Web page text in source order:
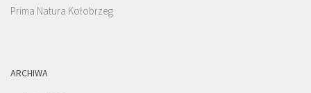
Prima Natura Kołobrzeg
ARCHIWA